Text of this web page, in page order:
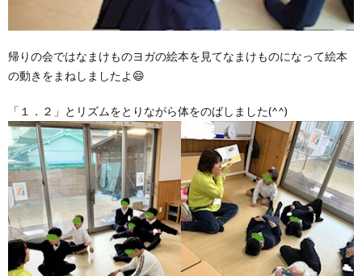
帰りの会ではなまけものヨガの絵本を見てなまけものになって絵本
の動きをまねしましたよ😄
「１．２」とリズムをとりながら体をのばしました(^^)